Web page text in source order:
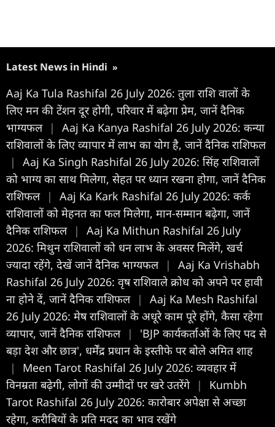
Latest News in Hindi »
Aaj Ka Tula Rashifal 26 July 2026: तुला राशि वालों के
लिए मन की टेंशन दूर होगी, परिवार में बढ़ेगा प्रेम, जानें दैनिक
भाग्यफल |
Aaj Ka Kanya Rashifal 26 July 2026: कन्या
राशिवालों के लिए व्यापार में लाभ का योग है, जानें दैनिक राशिफल
|
Aaj Ka Singh Rashifal 26 July 2026: सिंह राशिवालों
को भाग्य का साथ मिलेगा, सेहत पर ध्यान रखना होगा, जानें दैनिक
राशिफल |
Aaj Ka Kark Rashifal 26 July 2026: कर्क
राशिवालों को मेहनत का फल मिलेगा, मान-सम्मान बढ़ेगा, जानें
दैनिक राशिफल |
Aaj Ka Mithun Rashifal 26 July
2026: मिथुन राशिवालों को धन लाभ के अवसर मिलेंगे, खर्च
ज्यादा रहेंगे, देखें जानें दैनिक भाग्यफल |
Aaj Ka Vrishabh
Rashifal 26 July 2026: वृष राशिवाले क्रोध को अपने पर हावी
ना होने दें, जानें दैनिक राशिफल |
Aaj Ka Mesh Rashifal
26 July 2026: मेष राशिवालों के अधूरे काम पूरे होंगे, कैसा रहेगा
व्यापार, जानें दैनिक राशिफल |
'BJP कार्यकर्ताओं के लिए पद से
बड़ा देश और छात्र', धर्मेंद्र प्रधान के इस्तीफे पर बोले अमित शाह
|
Meen Tarot Rashifal 26 July 2026: व्यवहार में
विनम्रता बढ़ेगी, लोगों की उम्मीदों पर खरे उतरेंगे |
Kumbh
Tarot Rashifal 26 July 2026: कारोबार अपेक्षा से अच्छा
रहेगा, करीबियों के प्रति मदद का भाव रखेंगे